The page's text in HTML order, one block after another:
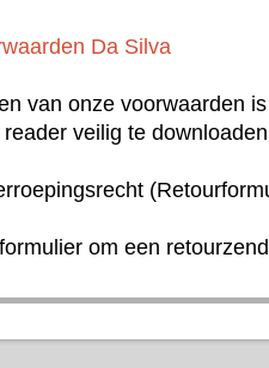
Da Silva
van onze voorwaarden
veilig te
om een